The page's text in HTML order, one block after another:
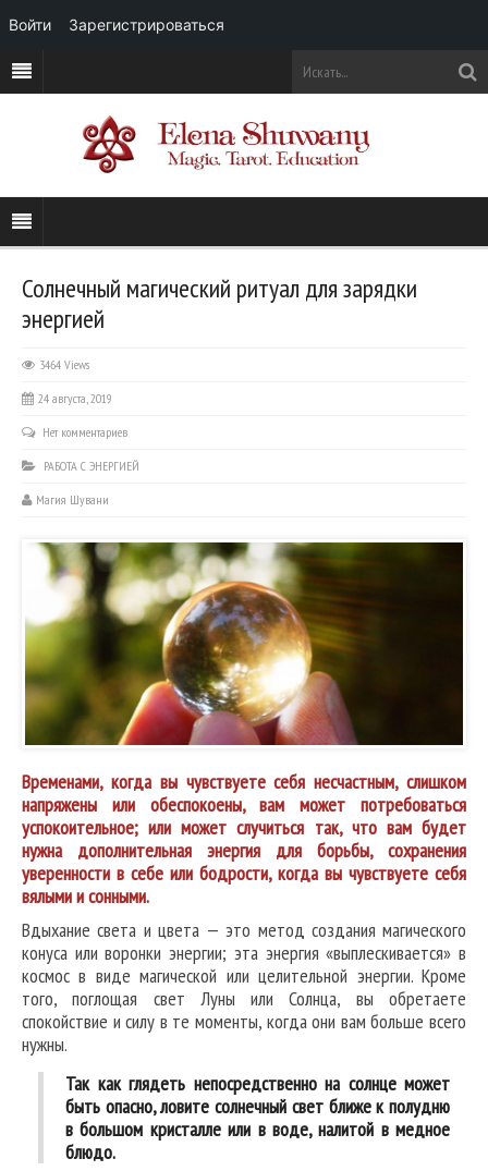
Солнечный магический ритуал для зарядки
энергией
3464 Views
24 августа, 2019
Нет комментариев
РАБОТА С ЭНЕРГИЕЙ
Магия Шувани
Временами, когда вы чувствуете себя несчастным, слишком
напряжены или обеспокоены, вам может потребоваться
успокоительное; или может случиться так, что вам будет
нужна дополнительная энергия для борьбы, сохранения
уверенности в себе или бодрости, когда вы чувствуете себя
вялыми и сонными.
Вдыхание света и цвета — это метод создания магического
конуса или воронки энергии; эта энергия «выплескивается» в
космос в виде магической или целительной энергии. Кроме
того, поглощая свет Луны или Солнца, вы обретаете
спокойствие и силу в те моменты, когда они вам больше всего
нужны.
Так как глядеть непосредственно на солнце может
быть опасно, ловите солнечный свет ближе к полудню
в большом кристалле или в воде, налитой в медное
блюдо.
Войти Зарегистрироваться